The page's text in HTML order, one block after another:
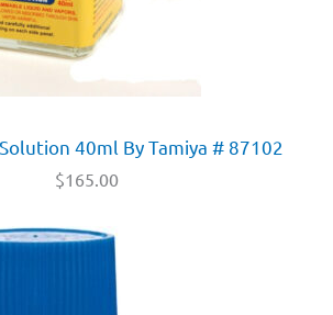
40ml By Tamiya # 87102
$165.00